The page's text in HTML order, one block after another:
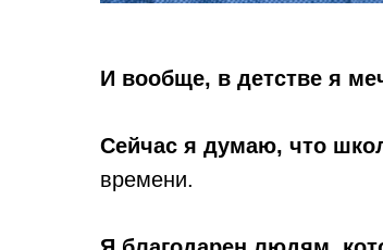
И вообще, в детстве я
Сейчас я думаю, что
времени.